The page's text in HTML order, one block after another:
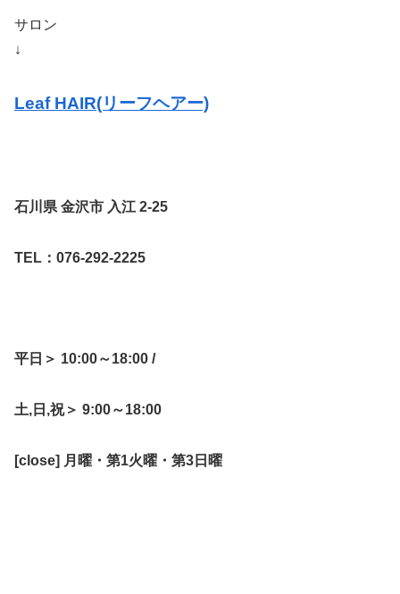
サロン
↓
Leaf HAIR(リーフヘアー)
石川県 金沢市 入江 2-25
TEL：076-292-2225
平日＞ 10:00～18:00 /
土,日,祝＞ 9:00～18:00
[close] 月曜・第1火曜・第3日曜